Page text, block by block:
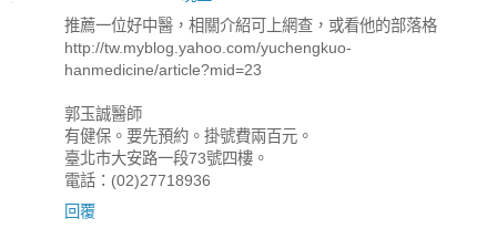
推薦一位好中醫，相關介紹可上網查，或看他的部落格
http://tw.myblog.yahoo.com/yuchengkuo-
hanmedicine/article?mid=23
郭玉誠醫師
有健保。要先預約。掛號費兩百元。
臺北市大安路一段73號四樓。
電話：(02)27718936
回覆